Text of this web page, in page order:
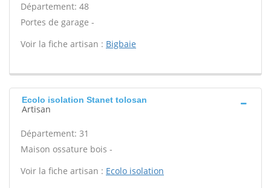
Département: 48
Portes de garage -
Voir la fiche artisan : Bigbaie
Ecolo isolation Stanet tolosan
Artisan
Département: 31
Maison ossature bois -
Voir la fiche artisan : Ecolo isolation